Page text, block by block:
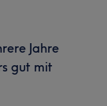
Jahre
gut mit